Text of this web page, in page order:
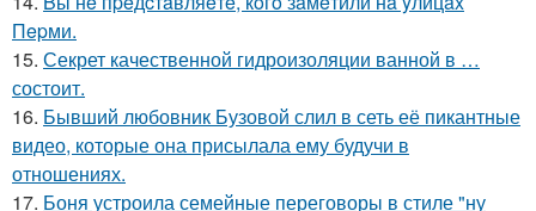
Пepми.
15. Секрет качественной гидроизоляции ванной в …
состоит.
16. Бывший любовник Бузовой слил в сеть её пикантные
видео, которые она присылала ему будучи в
отношениях.
17. Боня устроила семейные переговоры в стиле "ну